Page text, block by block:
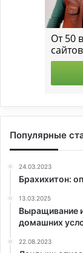
Популярные
24.03.2023
Брахихитон:
13.03.2025
Выращивание
домашних
22.08.2023